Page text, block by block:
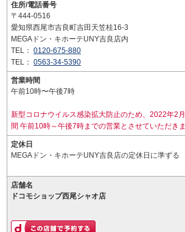
住所/電話番号
〒444-0516
愛知県西尾市吉良町吉田天笠桂16-3
MEGAドン・キホーテUNY吉良店内
TEL： 0120-675-880
TEL： 0563-34-5390
営業時間
午前10時〜午後7時
新型コロナウイルス感染拡大防止のため、2022年2
間 午前10時～午後7時までの営業とさせていただきま
定休日
MEGAドン・キホーテUNY吉良店の定休日に準ずる
店舗名
ドコモショップ西尾シャオ店